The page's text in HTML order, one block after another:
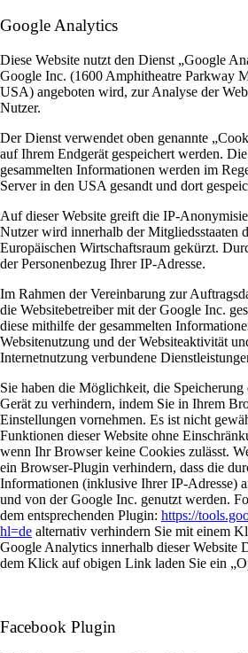
Google Analytics
Diese Website nutzt den Dienst „Google
Google Inc. (1600 Amphitheatre Parkway
USA) angeboten wird, zur Analyse der
Nutzer.
Der Dienst verwendet oben genannte
auf Ihrem Endgerät gespeichert werden.
gesammelten Informationen werden im
Server in den USA gesandt und dort
Auf dieser Website greift die IP-
Nutzer wird innerhalb der Mitgliedsstaaten
Europäischen Wirtschaftsraum gekürzt.
der Personenbezug Ihrer IP-Adresse.
Im Rahmen der Vereinbarung zur
die Websitebetreiber mit der Google Inc.
diese mithilfe der gesammelten
Websitenutzung und der Websiteaktivität
Internetnutzung verbundene
Sie haben die Möglichkeit, die
Gerät zu verhindern, indem Sie in Ihrem
Einstellungen vornehmen. Es ist nicht
Funktionen dieser Website ohne
wenn Ihr Browser keine Cookies zulässt.
ein Browser-Plugin verhindern, dass die
Informationen (inklusive Ihrer IP-Adresse)
und von der Google Inc. genutzt werden.
dem entsprechenden Plugin: https://
hl=de alternativ verhindern Sie mit einem
Google Analytics innerhalb dieser Website
dem Klick auf obigen Link laden Sie ein
Facebook Plugin